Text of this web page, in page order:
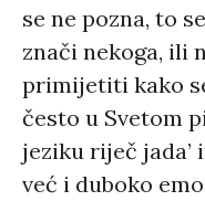
se ne pozna, to
znači nekoga, ili
primijetiti kako
često u Svetom
jeziku riječ jada’
već i duboko